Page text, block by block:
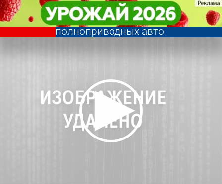
Пензенец победил в чемпионате
по автокроссу среди
полноприводных авто
Спорт
Пензенец победил в чемпионате
по автокроссу среди
полноприводных авто
Спорт
Другие новости
по теме
Погода и курсы
валют в Пензе